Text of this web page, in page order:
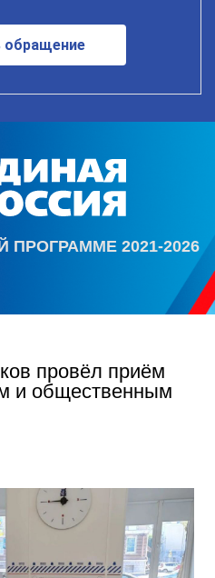
обращение
2021-2026
провёл приём
и общественным